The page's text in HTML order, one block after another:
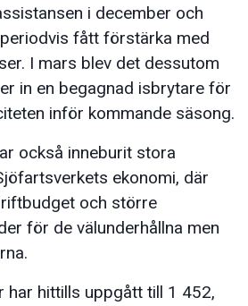
i december och
fått förstärka med
I mars blev det dessutom
in en begagnad isbrytare för
inför kommande säsong.
också inneburit stora
ekonomi, där
och större
för de välunderhållna men
har hittills uppgått till 1 452,